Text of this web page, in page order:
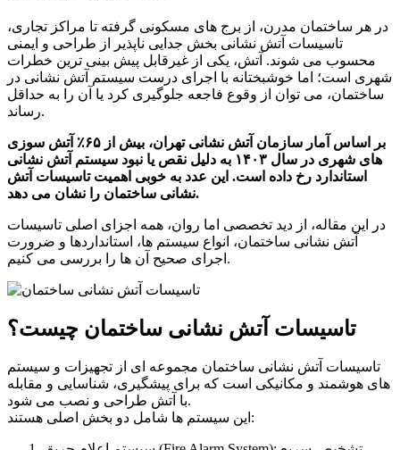
در هر ساختمان مدرن، از برج های مسکونی گرفته تا مراکز تجاری،
تاسیسات آتش نشانی بخش جدایی ناپذیر از طراحی و ایمنی
محسوب می شوند. آتش، یکی از غیرقابل پیش بینی ترین خطرات
شهری است؛ اما خوشبختانه با اجرای درست سیستم آتش نشانی در
ساختمان، می توان از وقوع فاجعه جلوگیری کرد یا آن را به حداقل
رساند.
بر اساس آمار سازمان آتش نشانی تهران، بیش از ۶۵٪ آتش سوزی
های شهری در سال ۱۴۰۳ به دلیل نقص یا نبود سیستم آتش نشانی
استاندارد رخ داده است. این عدد به خوبی اهمیت تاسیسات آتش
نشانی ساختمان را نشان می دهد.
در این مقاله، از دید تخصصی اما روان، همه اجزای اصلی تاسیسات
آتش نشانی ساختمان، انواع سیستم ها، استانداردها و ضرورت
اجرای صحیح آن ها را بررسی می کنیم.
تاسیسات آتش نشانی ساختمان چیست؟
تاسیسات آتش نشانی ساختمان مجموعه ای از تجهیزات و سیستم
های هوشمند و مکانیکی است که برای پیشگیری، شناسایی و مقابله
با آتش طراحی و نصب می شود.
این سیستم ها شامل دو بخش اصلی هستند: